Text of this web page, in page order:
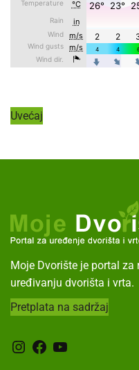
Uvećaj
Moje Dvorište je portal
uređivanju dvorišta i vrta.
Pretplata na sadržaj
Instagram Facebook YouTube